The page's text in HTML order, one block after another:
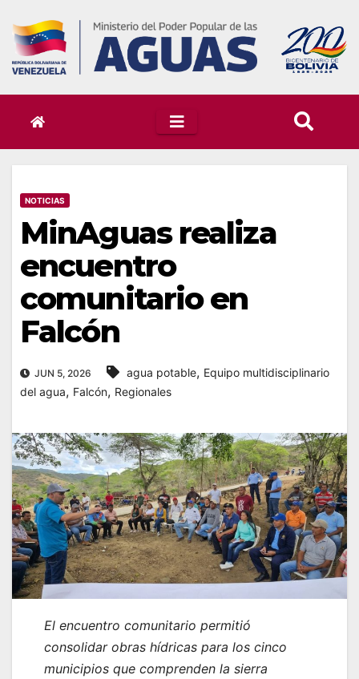
content
NOTICIAS
MinAguas realiza
encuentro
comunitario en
Falcón
JUN 5, 2026 agua potable, Equipo multidisciplinario
del agua, Falcón, Regionales
El encuentro comunitario permitió
consolidar obras hídricas para los cinco
municipios que comprenden la sierra